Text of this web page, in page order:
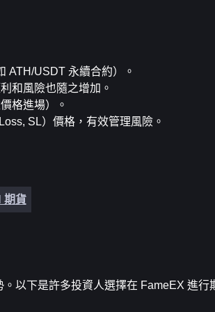
ATH/USDT 永續合約）。
和風險也隨之增加。
格進場）。
SL）價格，有效管理風險。
期貨
以下是許多投資人選擇在 FameEX 進行